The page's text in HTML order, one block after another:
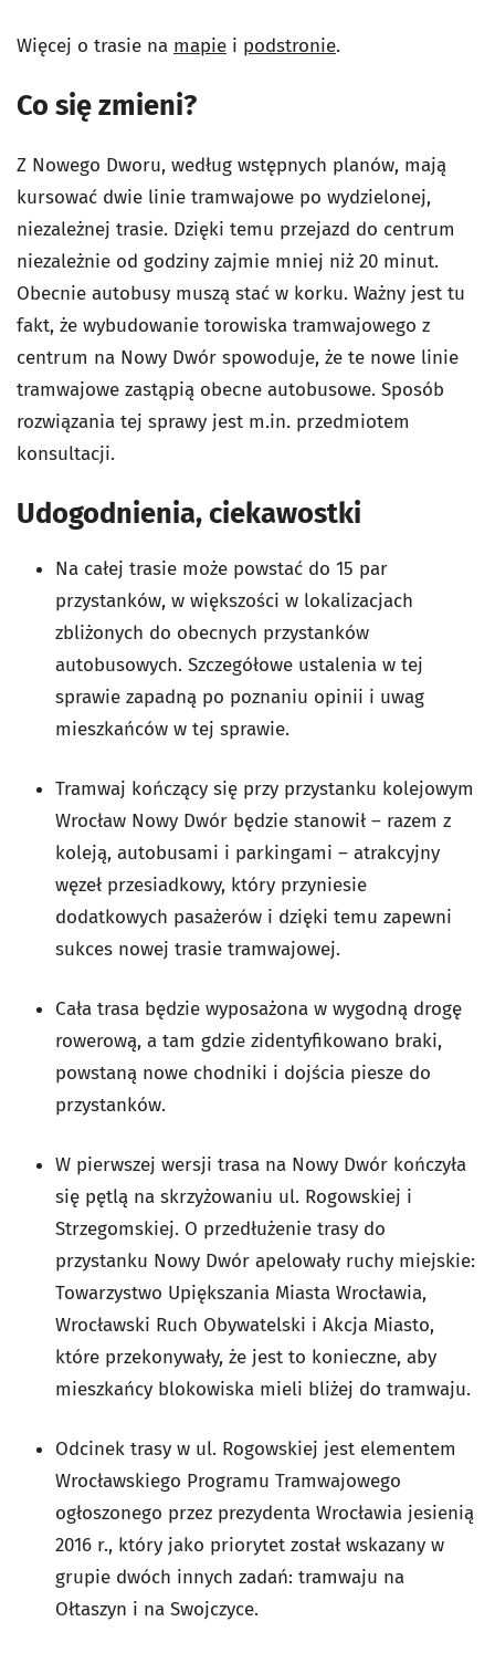
Więcej o trasie na mapie i podstronie.
Co się zmieni?
Z Nowego Dworu, według wstępnych planów, mają
kursować dwie linie tramwajowe po wydzielonej,
niezależnej trasie. Dzięki temu przejazd do centrum
niezależnie od godziny zajmie mniej niż 20 minut.
Obecnie autobusy muszą stać w korku. Ważny jest tu
fakt, że wybudowanie torowiska tramwajowego z
centrum na Nowy Dwór spowoduje, że te nowe linie
tramwajowe zastąpią obecne autobusowe. Sposób
rozwiązania tej sprawy jest m.in. przedmiotem
konsultacji.
Udogodnienia, ciekawostki
Na całej trasie może powstać do 15 par
przystanków, w większości w lokalizacjach
zbliżonych do obecnych przystanków
autobusowych. Szczegółowe ustalenia w tej
sprawie zapadną po poznaniu opinii i uwag
mieszkańców w tej sprawie.
Tramwaj kończący się przy przystanku kolejowym
Wrocław Nowy Dwór będzie stanowił – razem z
koleją, autobusami i parkingami – atrakcyjny
węzeł przesiadkowy, który przyniesie
dodatkowych pasażerów i dzięki temu zapewni
sukces nowej trasie tramwajowej.
Cała trasa będzie wyposażona w wygodną drogę
rowerową, a tam gdzie zidentyfikowano braki,
powstaną nowe chodniki i dojścia piesze do
przystanków.
W pierwszej wersji trasa na Nowy Dwór kończyła
się pętlą na skrzyżowaniu ul. Rogowskiej i
Strzegomskiej. O przedłużenie trasy do
przystanku Nowy Dwór apelowały ruchy miejskie:
Towarzystwo Upiększania Miasta Wrocławia,
Wrocławski Ruch Obywatelski i Akcja Miasto,
które przekonywały, że jest to konieczne, aby
mieszkańcy blokowiska mieli bliżej do tramwaju.
Odcinek trasy w ul. Rogowskiej jest elementem
Wrocławskiego Programu Tramwajowego
ogłoszonego przez prezydenta Wrocławia jesienią
2016 r., który jako priorytet został wskazany w
grupie dwóch innych zadań: tramwaju na
Ołtaszyn i na Swojczyce.